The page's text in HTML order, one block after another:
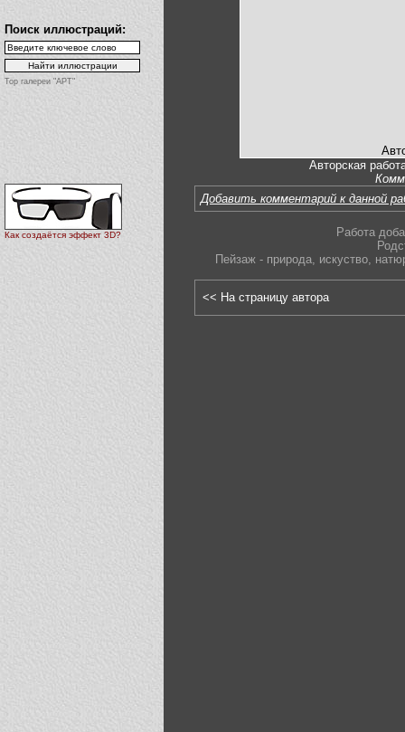
Поиск иллюстраций:
Top галереи "АРТ"
Как создаётся эффект 3D?
Авторская
Добавить комментарий к данной
Работа
Пейзаж - природа, искуство,
<< На страницу автора